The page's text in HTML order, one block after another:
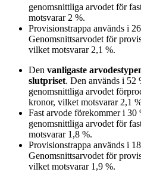
genomsnittliga arvodet för
motsvarar 2 %.
Provisionstrappa används i 26
Genomsnittsarvodet för
vilket motsvarar 2,1 %.
Den vanligaste
slutpriset. Den används i 52
genomsnittliga arvodet för
kronor, vilket motsvarar 2,1
Fast arvode förekommer i 30
genomsnittliga arvodet för
motsvarar 1,8 %.
Provisionstrappa används i 18
Genomsnittsarvodet för
vilket motsvarar 1,9 %.